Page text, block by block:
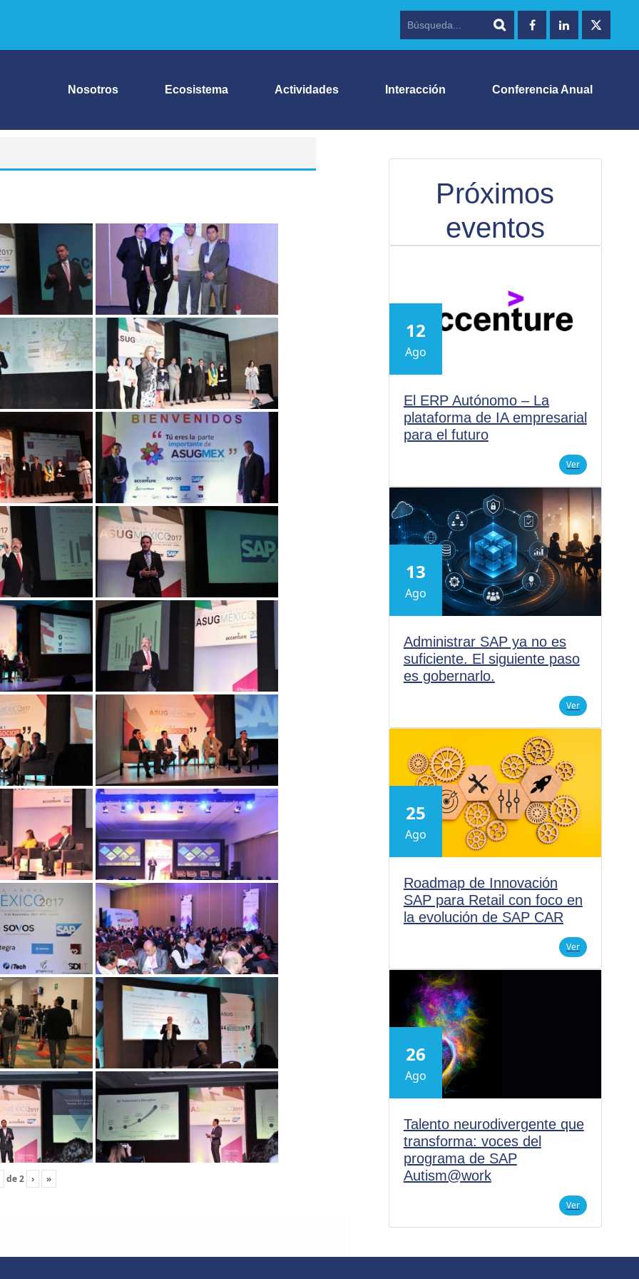
Nosotros Ecosistema Actividades Interacción Conferencia Anual
de2 › »
Próximos
eventos
12
Ago
El ERP Autónomo – La
plataforma de IA empresarial
para el futuro
Ver
13
Ago
Administrar SAP ya no es
suficiente. El siguiente paso
es gobernarlo.
Ver
25
Ago
Roadmap de Innovación
SAP para Retail con foco en
la evolución de SAP CAR
Ver
26
Ago
Talento neurodivergente que
transforma: voces del
programa de SAP
Autism@work
Ver